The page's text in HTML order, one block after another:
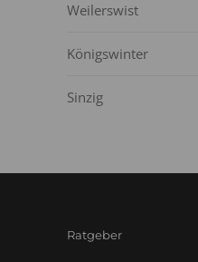
Weilerswist
Königswinter
Sinzig
Ratgeber